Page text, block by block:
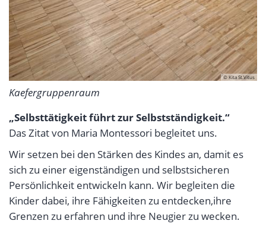
© Kita St.Vitus
Kaefergruppenraum
„Selbsttätigkeit führt zur Selbstständigkeit.“
Das Zitat von Maria Montessori begleitet uns.
Wir setzen bei den Stärken des Kindes an, damit es
sich zu einer eigenständigen und selbstsicheren
Persönlichkeit entwickeln kann. Wir begleiten die
Kinder dabei, ihre Fähigkeiten zu entdecken,ihre
Grenzen zu erfahren und ihre Neugier zu wecken.